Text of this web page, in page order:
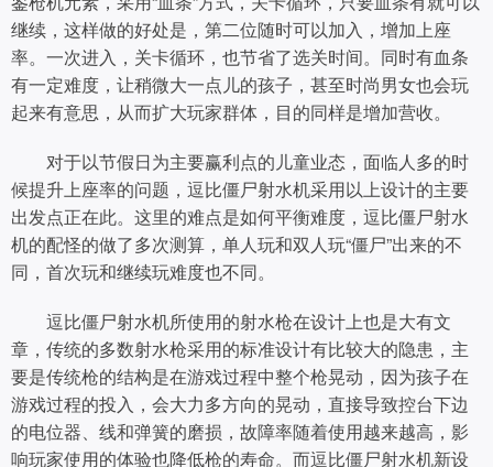
继续，这样做的好处是，第二位随时可以加入，增加上座
率。一次进入，关卡循环，也节省了选关时间。同时有血条
有一定难度，让稍微大一点儿的孩子，甚至时尚男女也会玩
起来有意思，从而扩大玩家群体，目的同样是增加营收。
对于以节假日为主要赢利点的儿童业态，面临人多的时
候提升上座率的问题，逗比僵尸射水机采用以上设计的主要
出发点正在此。这里的难点是如何平衡难度，逗比僵尸射水
机的配怪的做了多次测算，单人玩和双人玩“僵尸”出来的不
同，首次玩和继续玩难度也不同。
逗比僵尸射水机所使用的射水枪在设计上也是大有文
章，传统的多数射水枪采用的标准设计有比较大的隐患，主
要是传统枪的结构是在游戏过程中整个枪晃动，因为孩子在
游戏过程的投入，会大力多方向的晃动，直接导致控台下边
的电位器、线和弹簧的磨损，故障率随着使用越来越高，影
响玩家使用的体验也降低枪的寿命。而逗比僵尸射水机新设